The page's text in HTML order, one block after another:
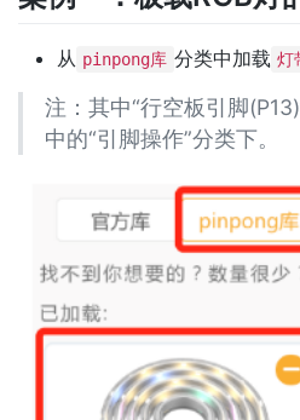
从 pinpong库 分类中加载 灯
注：其中“行空板引脚
中的“引脚操作”分类下。